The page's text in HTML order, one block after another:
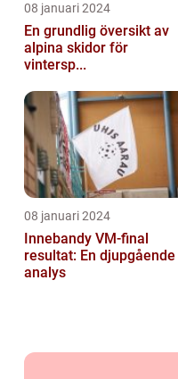
08 januari 2024
En grundlig översikt av
alpina skidor för
vintersp...
08 januari 2024
Innebandy VM-final
resultat: En djupgående
analys